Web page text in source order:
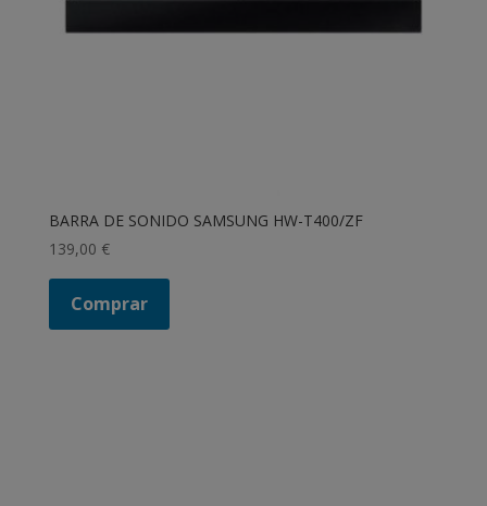
BARRA DE SONIDO SAMSUNG HW-T400/ZF
139,00 €
Comprar